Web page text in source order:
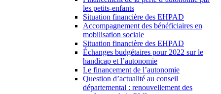
les petits-enfants
Situation financière des EHPAD
Accompagnement des bénéficiaires en
mobilisation sociale
Situation financière des EHPAD
Échanges budgétaires pour 2022 sur le
handicap et l’autonomie
Le financement de l’autonomie
Question d’actualité au conseil
départemental : renouvellement des